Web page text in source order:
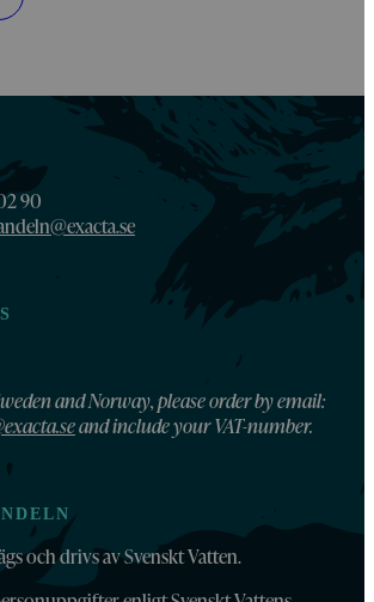
90
and Norway, please order by email:
and include your VAT-number.
och drivs av Svenskt Vatten.